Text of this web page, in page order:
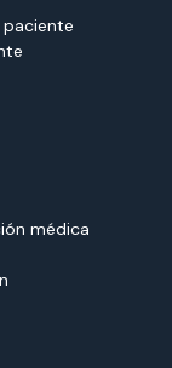
médica